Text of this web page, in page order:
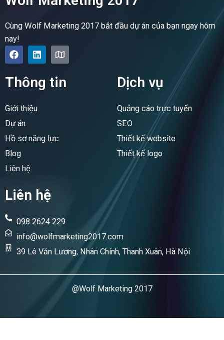
Cùng Wolf Marketing 2017 bắt đầu dự án của bạn ngay hôm
nay!
F
a
c
e
b
o
k
L
i
n
e
n
M
a
p
Thông tin
Giới thiệu
Dự án
Hồ sơ năng lực
Blog
Liên hệ
Dịch vụ
Quảng cáo trực tuyến
SEO
Thiết kế website
Thiết kế logo
Liên hệ
098 2624 229
info@wolfmarketing2017.com
39 Lê Văn Lương, Nhân Chính, Thanh Xuân, Hà Nội
@Wolf Marketing 2017